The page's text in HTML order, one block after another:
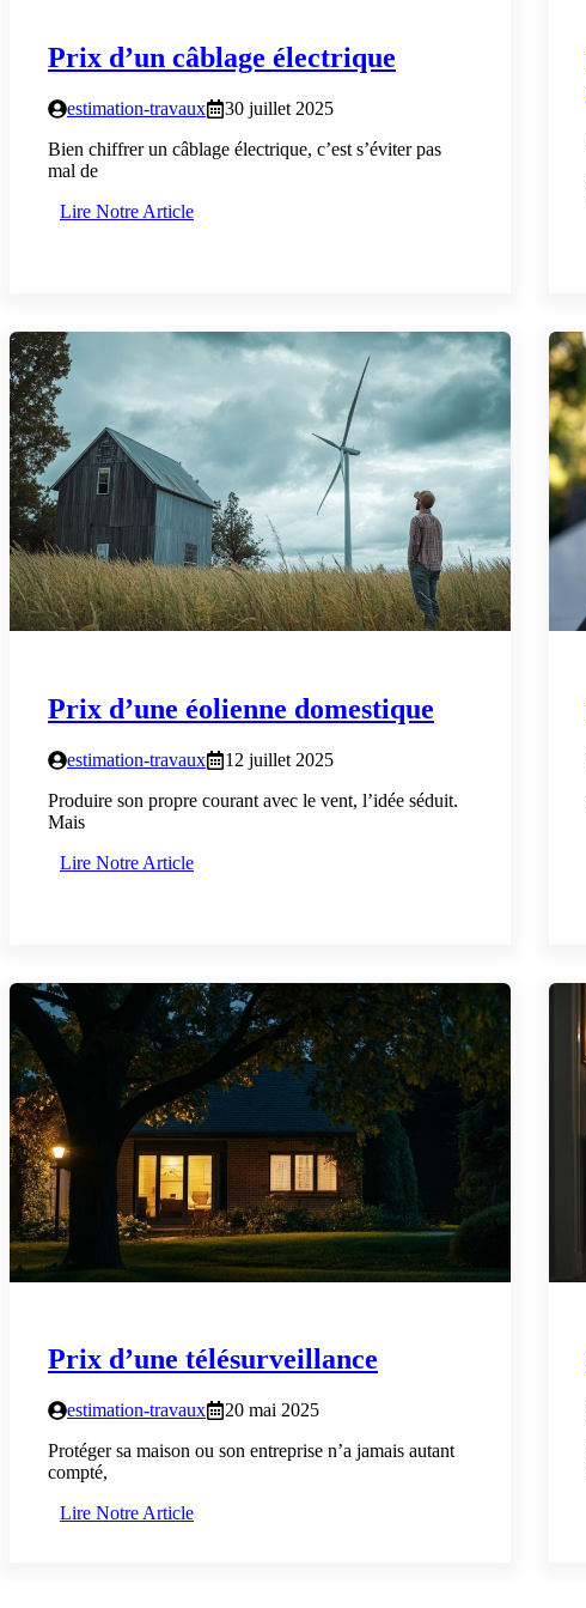
Prix d’un câblage électrique
estimation-travaux
30 juillet 2025
Bien chiffrer un câblage électrique, c’est s’éviter pas
mal de
Lire Notre Article
Prix d’une éolienne domestique
estimation-travaux
12 juillet 2025
Produire son propre courant avec le vent, l’idée séduit.
Mais
Lire Notre Article
Prix d’une télésurveillance
estimation-travaux
20 mai 2025
Protéger sa maison ou son entreprise n’a jamais autant
compté,
Lire Notre Article